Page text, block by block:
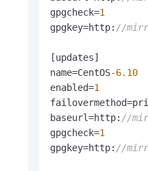
gpgcheck=1
gpgkey=http: //
[updates]
name=CentOS-6.10
enabled=1
baseurl=http: //
gpgcheck=1
gpgkey=http: //